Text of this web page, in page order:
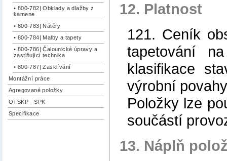
• 800-782| Obklady a dlažby z
kamene
• 800-783| Nátěry
• 800-784| Malby a tapety
• 800-786| Čalounické úpravy a
zastiňující technika
• 800-787| Zasklívání
Montážní práce
Agregované položky
OTSKP - SPK
Specifikace
12. Platnost
121. Ceník
tapetování
klasifikace
výrobní
Položky lze
součástí
13. Náplň